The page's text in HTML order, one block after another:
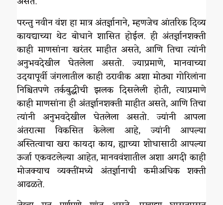
परन्तु नवीन वंश हा मात्र अंतर्ज्ञानाने, म्हणजेच आंतरिक दिव्य
कायद्याच्या थेट बोधाने शासित होईल. ही अंतर्ज्ञानशक्ती
काही माणसांना खरंतर माहीत असते, आणि तिचा त्यांनी
अनुभवदेखील घेतलेला असतो. ज्याप्रमाणे, मानवाच्या
उदयापूर्वी जंगलातील काही ठरावीक अशा मोठ्या गोरिलांना
निश्चितपणे तर्कबुद्धीची झलक दिसलेली होती, त्याप्रमाणे
काही माणसांना ही अंतर्ज्ञानशक्ती माहीत असते, आणि तिचा
त्यांनी अनुभवदेखील घेतलेला असतो. ज्यांनी आपला
अंतरात्मा विकसित केलेला आहे, ज्यांनी आपल्या
अस्तित्वाचा खरा कायदा काय, ह्याच्या शोधासाठी आपल्या
ऊर्जा एकवटलेल्या आहेत, मानववंशातील अशा अगदी काही
मोजक्याच व्यक्तींमध्ये अंतर्ज्ञानाची कमीअधिक शक्ती
आढळते.